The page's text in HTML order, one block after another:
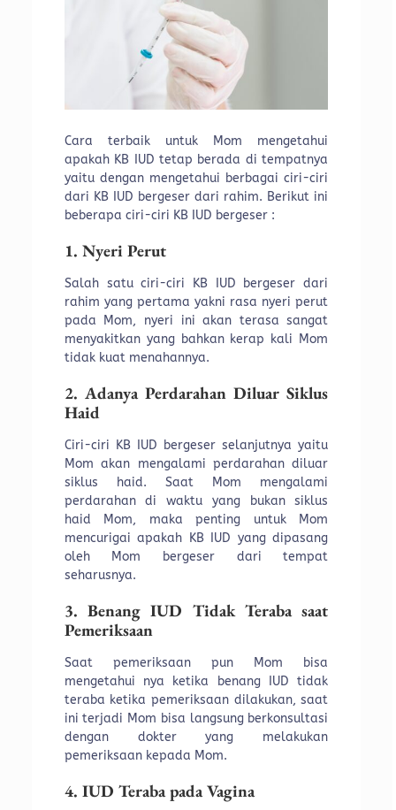
Cara terbaik untuk Mom mengetahui
apakah KB IUD tetap berada di tempatnya
yaitu dengan mengetahui berbagai ciri-ciri
dari KB IUD bergeser dari rahim. Berikut ini
beberapa ciri-ciri KB IUD bergeser :
1. Nyeri Perut
Salah satu ciri-ciri KB IUD bergeser dari
rahim yang pertama yakni rasa nyeri perut
pada Mom, nyeri ini akan terasa sangat
menyakitkan yang bahkan kerap kali Mom
tidak kuat menahannya.
2. Adanya Perdarahan Diluar Siklus
Haid
Ciri-ciri KB IUD bergeser selanjutnya yaitu
Mom akan mengalami perdarahan diluar
siklus haid. Saat Mom mengalami
perdarahan di waktu yang bukan siklus
haid Mom, maka penting untuk Mom
mencurigai apakah KB IUD yang dipasang
oleh Mom bergeser dari tempat
seharusnya.
3. Benang IUD Tidak Teraba saat
Pemeriksaan
Saat pemeriksaan pun Mom bisa
mengetahui nya ketika benang IUD tidak
teraba ketika pemeriksaan dilakukan, saat
ini terjadi Mom bisa langsung berkonsultasi
dengan dokter yang melakukan
pemeriksaan kepada Mom.
4. IUD Teraba pada Vagina